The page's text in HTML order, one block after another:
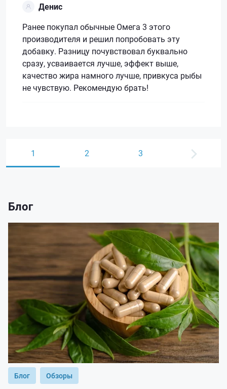
Денис
Ранее покупал обычные Омега 3 этого
производителя и решил попробовать эту
добавку. Разницу почувствовал буквально
сразу, усваивается лучше, эффект выше,
качество жира намного лучше, привкуса рыбы
не чувствую. Рекомендую брать!
1 2 3
Блог
Блог Обзоры